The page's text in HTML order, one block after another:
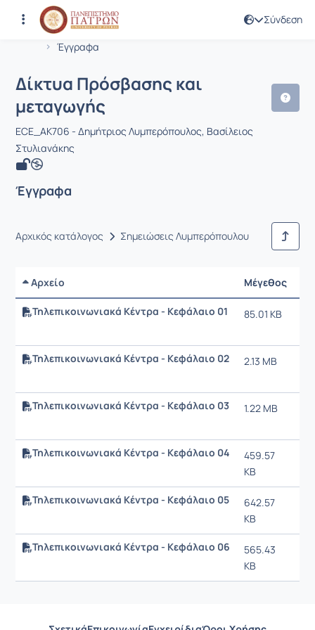
Σύνδεση
Αρχική Σελίδα
Έγγραφα
Μάθημα : Δίκτυα Πρόσβασης και
Κωδικός : EE799
Δίκτυα Πρόσβασης και
μεταγωγής
ECE_ΑΚ706 - Δημήτριος Λυμπερόπουλος, Βασίλειος
Στυλιανάκης
Έγγραφα
Αρχικός κατάλογος Σημειώσεις Λυμπερόπουλου
Αρχείο Μέγεθος
Τηλεπικοινωνιακά Κέντρα - Κεφάλαιο 01 85.01 KB
Τηλεπικοινωνιακά Κέντρα - Κεφάλαιο 02 2.13 MB
Τηλεπικοινωνιακά Κέντρα - Κεφάλαιο 03 1.22 MB
Τηλεπικοινωνιακά Κέντρα - Κεφάλαιο 04
459.57
KB
Τηλεπικοινωνιακά Κέντρα - Κεφάλαιο 05
642.57
KB
Τηλεπικοινωνιακά Κέντρα - Κεφάλαιο 06
565.43
KB